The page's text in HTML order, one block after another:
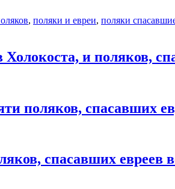
, поляки и евреи, поляки
и поляков,
поляков, спасавших
спасавших евреев